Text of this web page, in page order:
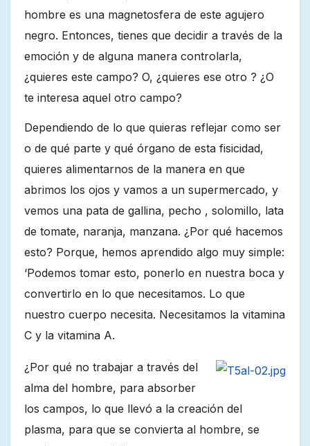
hombre es una magnetosfera de este agujero
negro. Entonces, tienes que decidir a través de la
emoción y de alguna manera controlarla,
¿quieres este campo? O, ¿quieres ese otro ? ¿O
te interesa aquel otro campo?
Dependiendo de lo que quieras reflejar como ser
o de qué parte y qué órgano de esta fisicidad,
quieres alimentarnos de la manera en que
abrimos los ojos y vamos a un supermercado, y
vemos una pata de gallina, pecho , solomillo, lata
de tomate, naranja, manzana. ¿Por qué hacemos
esto? Porque, hemos aprendido algo muy simple:
‘Podemos tomar esto, ponerlo en nuestra boca y
convertirlo en lo que necesitamos. Lo que
nuestro cuerpo necesita. Necesitamos la vitamina
C y la vitamina A.
¿Por qué no trabajar a través del
alma del hombre, para absorber
los campos, lo que llevó a la creación del
plasma, para que se convierta al hombre, se